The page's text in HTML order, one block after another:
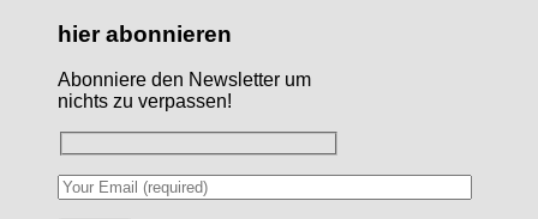
hier abonnieren
Abonniere den Newsletter um
nichts zu verpassen!